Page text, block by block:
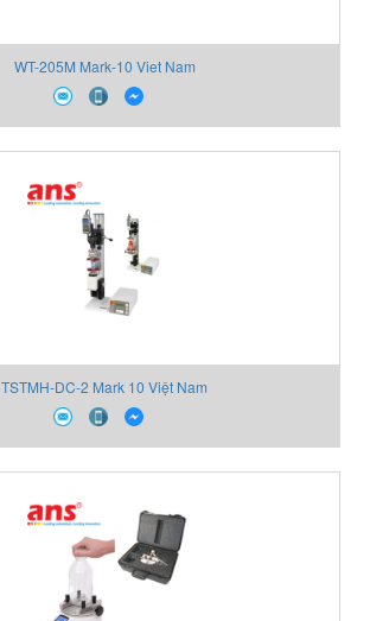
WT-205M Mark-10 Viet Nam
TSTMH-DC-2 Mark 10 Việt Nam